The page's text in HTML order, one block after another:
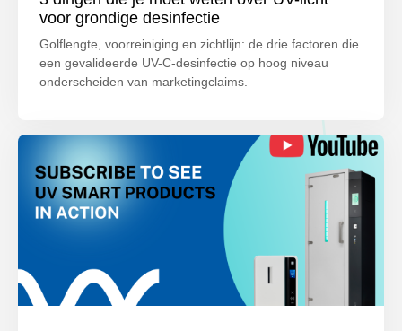
voor grondige desinfectie
Golflengte, voorreiniging en zichtlijn: de drie factoren die
een gevalideerde UV-C-desinfectie op hoog niveau
onderscheiden van marketingclaims.